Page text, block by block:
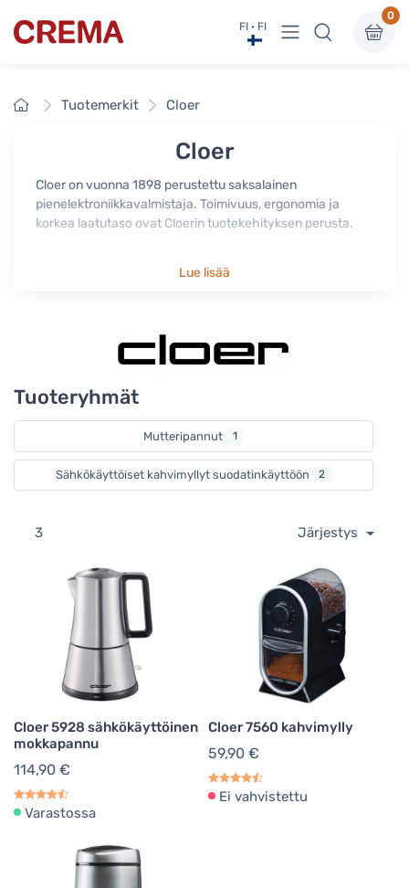
Crema FI · FI Näytä valikko
0
EtusivuTuotemerkit Cloer
Cloer
Cloer on vuonna 1898 perustettu saksalainen
pienelektroniikkavalmistaja. Toimivuus, ergonomia ja
korkea laatutaso ovat Cloerin tuotekehityksen perusta.
Lue lisää
Tuoteryhmät
Mutteripannut 1
Sähkökäyttöiset kahvimyllyt suodatinkäyttöön 2
3 Järjestys
Cloer 5928 sähkökäyttöinen
mokkapannu
114,90 €
Varastossa
Cloer 7560 kahvimylly
59,90 €
Ei vahvistettu